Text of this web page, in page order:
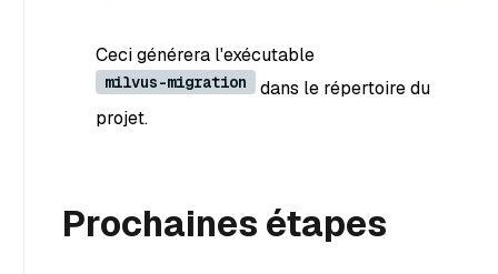
Ceci générera l'exécutable
milvus-migration
dans le répertoire du
projet.
Prochaines étapes